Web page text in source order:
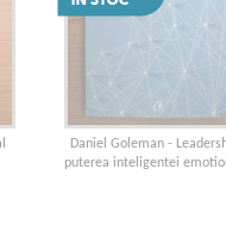
Daniel Goleman -
puterea inteligentei